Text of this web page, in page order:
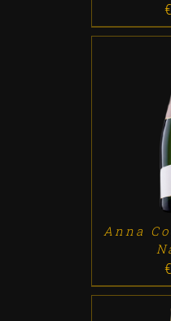
€
ADD TO CART
Anna
€